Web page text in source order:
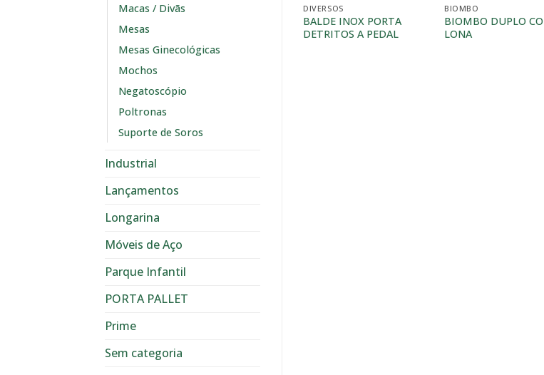
Macas / Divãs
Mesas
Mesas Ginecológicas
Mochos
Negatoscópio
Poltronas
Suporte de Soros
Industrial
Lançamentos
Longarina
Móveis de Aço
Parque Infantil
PORTA PALLET
Prime
Sem categoria
DIVERSOS
BALDE INOX PORTA
DETRITOS A PEDAL
BIOMBO
BIOMBO DUPLO
LONA